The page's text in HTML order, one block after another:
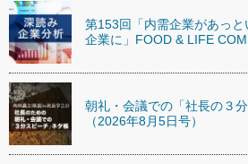
第153回「内需企業があっ
企業に」FOOD & LIFE
朝礼・会議での「社長の３
（2026年8月5日号）